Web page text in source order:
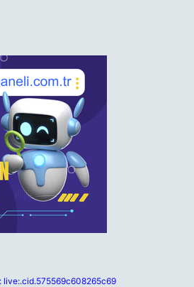
live:.cid.575569c608265c69